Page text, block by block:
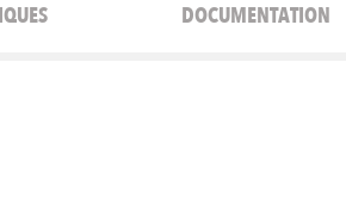
DOCUMENTATION